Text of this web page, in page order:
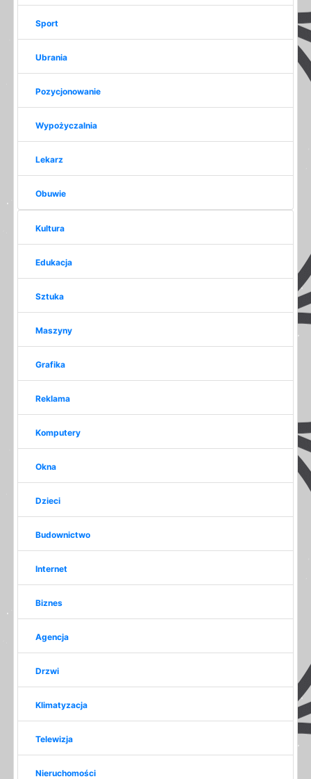
Sport
Ubrania
Pozycjonowanie
Wypożyczalnia
Lekarz
Obuwie
Kultura
Edukacja
Sztuka
Maszyny
Grafika
Reklama
Komputery
Okna
Dzieci
Budownictwo
Internet
Biznes
Agencja
Drzwi
Klimatyzacja
Telewizja
Nieruchomości